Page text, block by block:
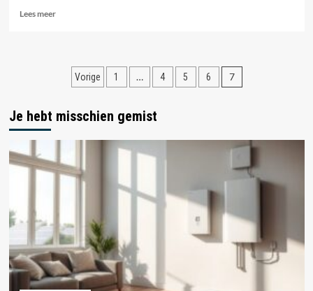
Lees meerLees
dates
Berichten
Vorige 1 … 4 5 6 7
Je hebt misschien gemist